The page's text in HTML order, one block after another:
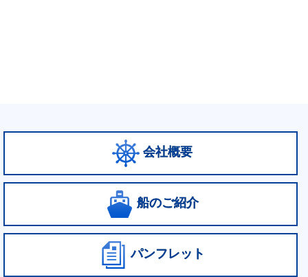
会社概要
船のご紹介
パンフレット